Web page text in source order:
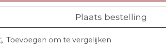
Plaats bestelling
Toevoegen om te vergelijken